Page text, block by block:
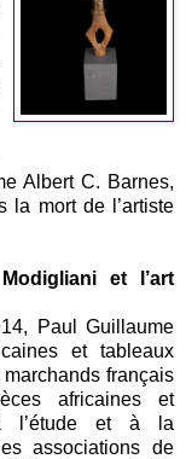
Albert C. Barnes,
la mort de l’artiste
et l’art
Paul Guillaume
et tableaux
français
africaines et
l’étude et à la
associations de